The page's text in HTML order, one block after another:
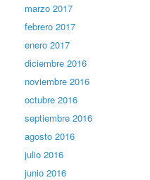
marzo 2017
febrero 2017
enero 2017
diciembre 2016
noviembre 2016
octubre 2016
septiembre 2016
agosto 2016
julio 2016
junio 2016